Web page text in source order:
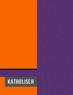
katholisch